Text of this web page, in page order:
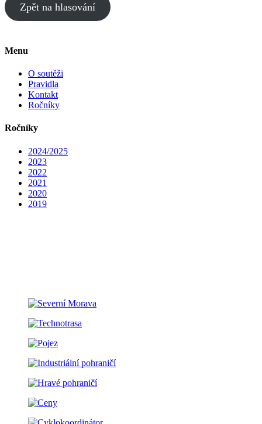
Zpět na hlasování
Menu
O soutěži
Pravidla
Kontakt
Ročníky
Ročníky
2024/2025
2023
2022
2021
2020
2019